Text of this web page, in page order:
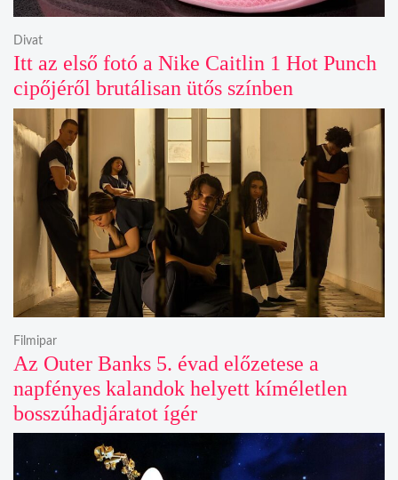
Itt az első fotó a Nike Caitlin 1 Hot Punch
cipőjéről brutálisan ütős színben
Divat
Az Outer Banks 5. évad előzetese a
napfényes kalandok helyett kíméletlen
bosszúhadjáratot ígér
Filmipar